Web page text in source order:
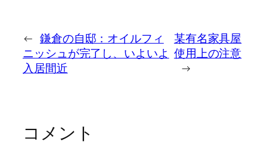
← 鎌倉の自邸：オイルフィ
ニッシュが完了し、いよいよ
入居間近
某有名家具屋
使用上の注意
→
コメント